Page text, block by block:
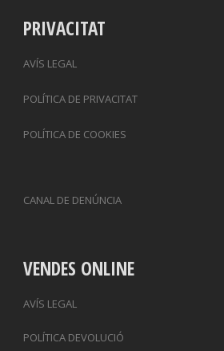
PRIVACITAT
AVÍS LEGAL
POLÍTICA DE PRIVACITAT
POLÍTICA DE COOKIES
CANAL DE DENÚNCIA
VENDES ONLINE
AVÍS LEGAL
POLÍTICA DEVOLUCIÓ